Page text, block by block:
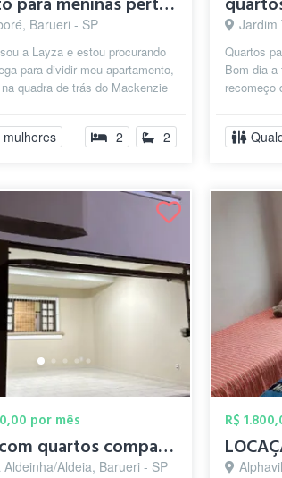
Barueri - SP
a Layza e estou procurando
para dividir meu apartamento,
quadra de trás do Mackenzie
mulheres 2 2
Jardim
Quartos
Bom dia a
recomeço
por mês
Casa com quartos compartilhados em excel...
Aldeinha/Aldeia, Barueri - SP
R$
Alphaville